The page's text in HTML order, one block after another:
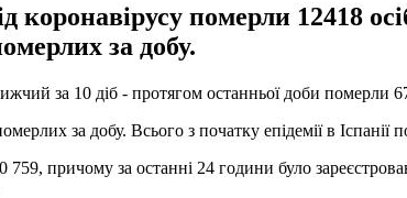
коронавірусу померли 12418
за добу.
за 10 діб - протягом останньої доби
за добу. Всього з початку епідемії в Іспанії
759, причому за останні 24 години було